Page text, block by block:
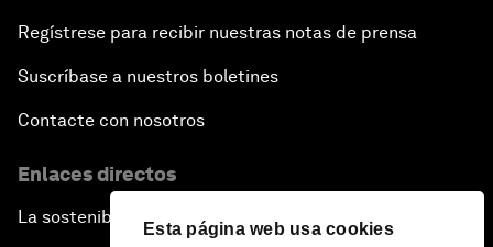
Esta página web usa cookies
Regístrese para recibir nuestras notas de prensa
Suscríbase a nuestros boletines
Contacte con nosotros
Enlaces directos
La sostenibilidad en el Foro